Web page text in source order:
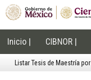
Inicio | CIBNOR |
Listar Tesis de Maestría